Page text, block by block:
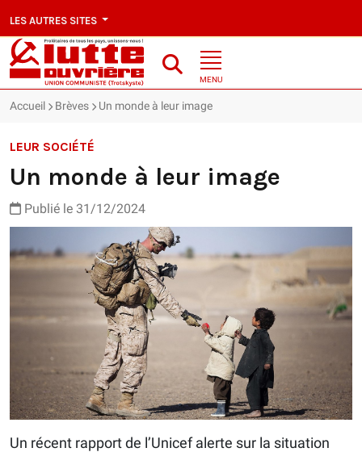
LES AUTRES SITES
MENU
Accueil Brèves Un monde à leur image
LEUR SOCIÉTÉ
Un monde à leur image
Publié le 31/12/2024
Un récent rapport de l’Unicef alerte sur la situation